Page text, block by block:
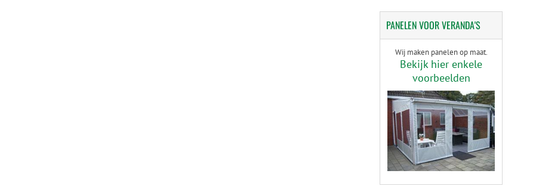
PANELENVOOR VERANDA'S
Wij maken panelen op maat.
Bekijk hier enkele
voorbeelden